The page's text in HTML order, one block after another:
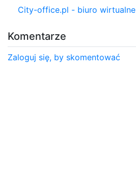
City-office.pl - biuro wirtualne
Komentarze
Zaloguj się, by skomentować